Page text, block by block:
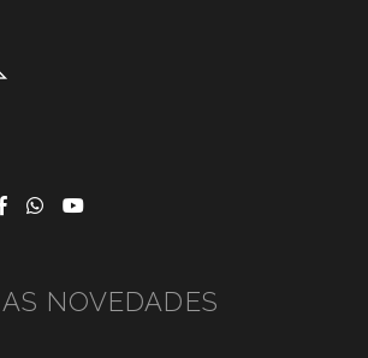
NOVEDADES